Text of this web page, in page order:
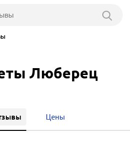
Люберец
Цены